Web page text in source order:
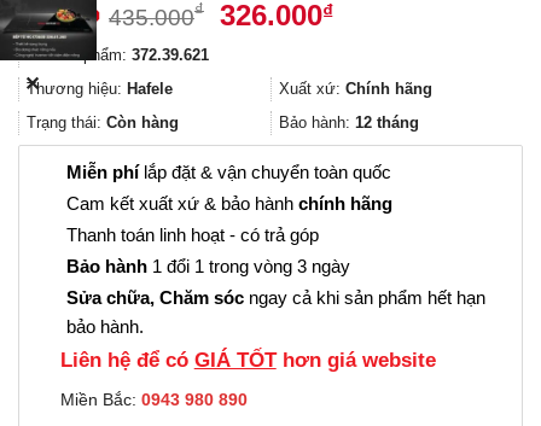
435.000₫
Giá
435.000₫.
326.000₫Giá
là:
326.000₫.
Mã sản phẩm: 372.39.621
Thương hiệu: Hafele Xuất xứ: Chính hãng
Trạng thái: Còn hàng Bảo hành: 12 tháng
Miễn phílắp đặt & vận chuyển toàn quốc
Cam kết xuất xứ & bảo hành chính hãng
Thanh toán linh hoạt - có trả góp
Bảo hành 1 đổi 1 trong vòng 3 ngày
Sửa chữa, Chăm sóc ngay cả khi sản phẩm hết hạn
bảo hành.
Liên hệ để có GIÁ TỐThơn giá website
Miền Bắc: 0943 980 890
✕